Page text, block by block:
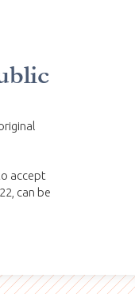
accept
can be